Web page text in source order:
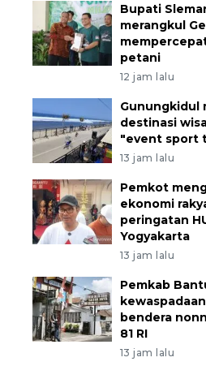
Bupati
merangkul
petani
12 jam lalu
Gunungkidul
destinasi
"event sport
13 jam lalu
Pemkot
ekonomi
peringatan
Yogyakarta
13 jam lalu
Pemkab
bendera
81 RI
13 jam lalu